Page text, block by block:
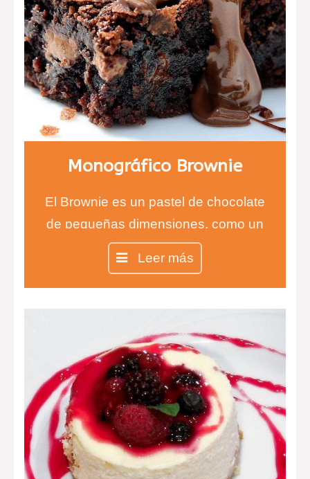
Tarta de salmón y mango.
Quique de setas
Monográfico Brownie
El Brownie es un pastel de chocolate
de pequeñas dimensiones, como un
bizcocho bastante denso.
Leer más